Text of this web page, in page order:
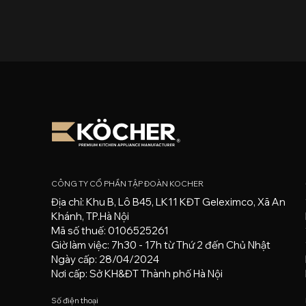
CÔNG TY CỔ PHẦN TẬP ĐOÀN KOCHER
Địa chỉ: Khu B, Lô B45, LK11 KĐT Geleximco, Xã An
Khánh, TP.Hà Nội
Mã số thuế: 0106525261
Giờ làm việc: 7h30 - 17h từ Thứ 2 đến Chủ Nhật
Ngày cấp: 28/04/2024
Nơi cấp: Sở KH&ĐT Thành phố Hà Nội
Số điện thoại